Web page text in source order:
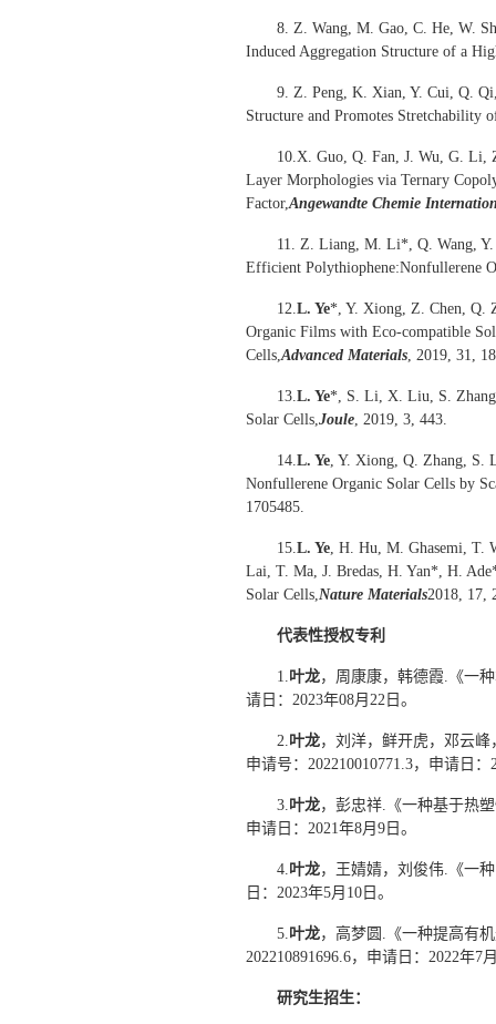
8. Z. Wang, M. Gao, C. He, W.
Induced Aggregation Structure of a
9. Z. Peng, K. Xian, Y. Cui, Q.
Structure and Promotes Stretchability
10.X. Guo, Q. Fan, J. Wu, G. Li,
Layer Morphologies via Ternary
Factor,Angewandte Chemie
11. Z. Liang, M. Li*, Q. Wang,
Efficient Polythiophene:Nonfullerene
12.L. Ye*, Y. Xiong, Z. Chen, Q.
Organic Films with Eco-compatible
Cells,Advanced Materials, 2019, 31,
13.L. Ye*, S. Li, X. Liu, S.
Solar Cells,Joule, 2019, 3, 443.
14.L. Ye, Y. Xiong, Q. Zhang, S.
Nonfullerene Organic Solar Cells by
1705485.
15.L. Ye, H. Hu, M. Ghasemi, T.
Lai, T. Ma, J. Bredas, H. Yan*, H.
Solar Cells,Nature Materials2018, 17,
代表性授权专利
1.叶龙，周康康，韩德霞.《一
请日：2023年08月22日。
2.叶龙，刘洋，鲜开虎，邓云
申请号：202210010771.3，申请日：
3.叶龙，彭忠祥.《一种基于热
申请日：2021年8月9日。
4.叶龙，王婧婧，刘俊伟.《一
日：2023年5月10日。
5.叶龙，高梦圆.《一种提高有
202210891696.6，申请日：2022年7
研究生招生：